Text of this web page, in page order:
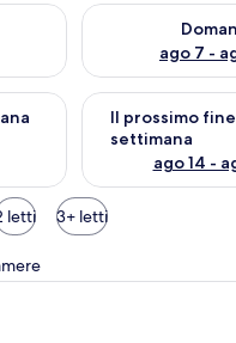
questa sera, ago 6 -
ago 7 -
Verifica la
questo fine
Il prossimo fine
settimana
ago 14 -
Verifica la
letti 3+ letti
Un bagno con